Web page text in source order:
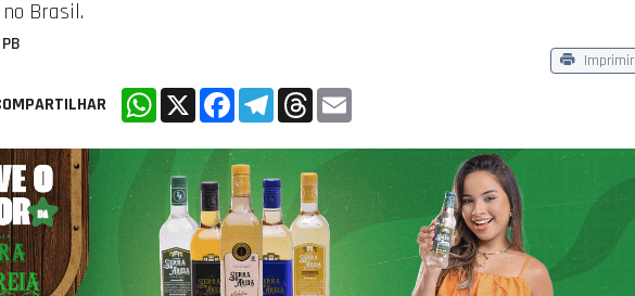
Brasil.
Imprimir
WhatsApp
X FacebookTelegramThreads